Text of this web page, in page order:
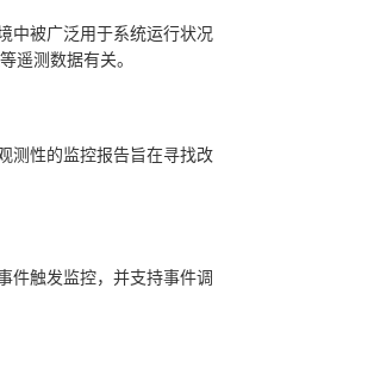
中被广泛用于系统运行状况
遥测数据有关。
测性的监控报告旨在寻找改
件触发监控，并支持事件调